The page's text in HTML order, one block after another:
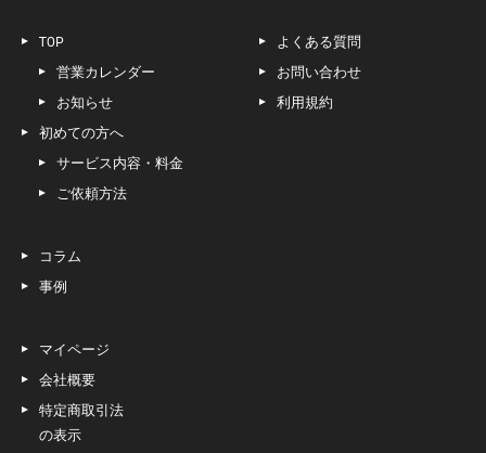
TOP
営業カレンダー
お知らせ
初めての方へ
サービス内容・料金
ご依頼方法
よくある質問
お問い合わせ
利用規約
コラム
事例
マイページ
会社概要
特定商取引法
の表示